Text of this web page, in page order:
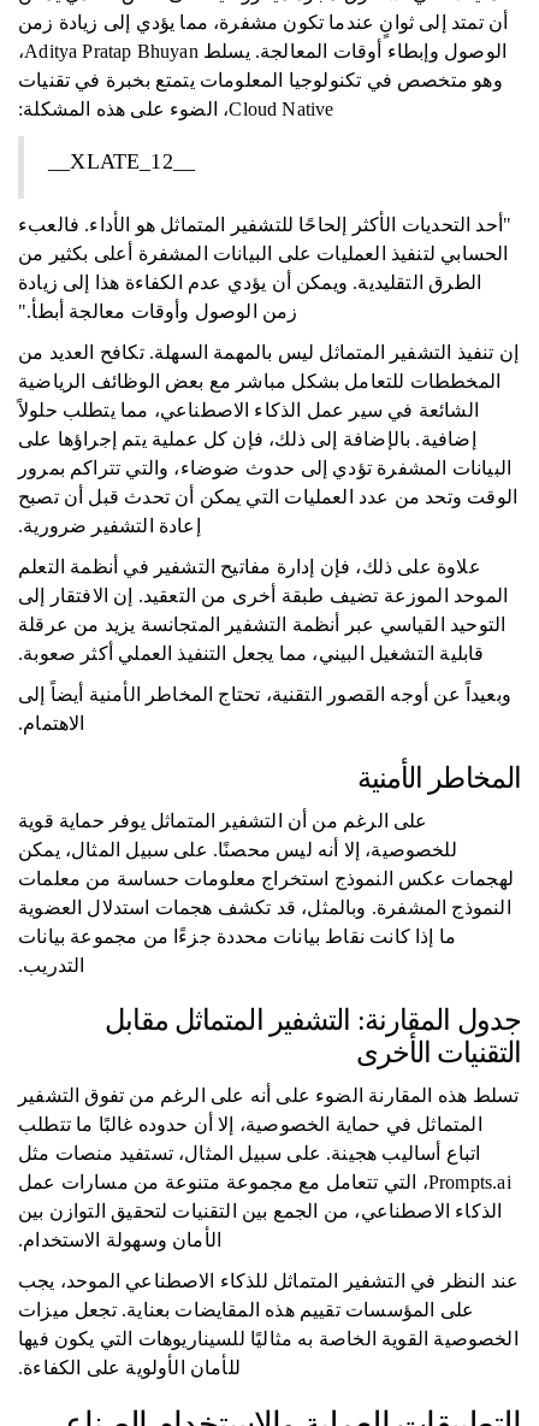
أن تمتد إلى ثوانٍ عندما تكون مشفرة، مما يؤدي إلى زيادة زمن
الوصول وإبطاء أوقات المعالجة. يسلط Aditya Pratap Bhuyan،
وهو متخصص في تكنولوجيا المعلومات يتمتع بخبرة في تقنيات
Cloud Native، الضوء على هذه المشكلة:
"أحد التحديات الأكثر إلحاحًا للتشفير المتماثل هو الأداء. فالعبء
الحسابي لتنفيذ العمليات على البيانات المشفرة أعلى بكثير من
الطرق التقليدية. ويمكن أن يؤدي عدم الكفاءة هذا إلى زيادة
زمن الوصول وأوقات معالجة أبطأ."
إن تنفيذ التشفير المتماثل ليس بالمهمة السهلة. تكافح العديد من
المخططات للتعامل بشكل مباشر مع بعض الوظائف الرياضية
الشائعة في سير عمل الذكاء الاصطناعي، مما يتطلب حلولاً
إضافية. بالإضافة إلى ذلك، فإن كل عملية يتم إجراؤها على
البيانات المشفرة تؤدي إلى حدوث ضوضاء، والتي تتراكم بمرور
الوقت وتحد من عدد العمليات التي يمكن أن تحدث قبل أن تصبح
إعادة التشفير ضرورية.
علاوة على ذلك، فإن إدارة مفاتيح التشفير في أنظمة التعلم
الموحد الموزعة تضيف طبقة أخرى من التعقيد. إن الافتقار إلى
التوحيد القياسي عبر أنظمة التشفير المتجانسة يزيد من عرقلة
قابلية التشغيل البيني، مما يجعل التنفيذ العملي أكثر صعوبة.
وبعيداً عن أوجه القصور التقنية، تحتاج المخاطر الأمنية أيضاً إلى
الاهتمام.
المخاطر الأمنية
على الرغم من أن التشفير المتماثل يوفر حماية قوية
للخصوصية، إلا أنه ليس محصنًا. على سبيل المثال، يمكن
لهجمات عكس النموذج استخراج معلومات حساسة من معلمات
النموذج المشفرة. وبالمثل، قد تكشف هجمات استدلال العضوية
ما إذا كانت نقاط بيانات محددة جزءًا من مجموعة بيانات
التدريب.
جدول المقارنة: التشفير المتماثل مقابل
التقنيات الأخرى
تسلط هذه المقارنة الضوء على أنه على الرغم من تفوق التشفير
المتماثل في حماية الخصوصية، إلا أن حدوده غالبًا ما تتطلب
اتباع أساليب هجينة. على سبيل المثال، تستفيد منصات مثل
Prompts.ai، التي تتعامل مع مجموعة متنوعة من مسارات عمل
الذكاء الاصطناعي، من الجمع بين التقنيات لتحقيق التوازن بين
الأمان وسهولة الاستخدام.
عند النظر في التشفير المتماثل للذكاء الاصطناعي الموحد، يجب
على المؤسسات تقييم هذه المقايضات بعناية. تجعل ميزات
الخصوصية القوية الخاصة به مثاليًا للسيناريوهات التي يكون فيها
للأمان الأولوية على الكفاءة.